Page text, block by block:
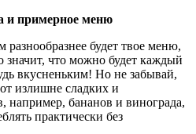
и примерное меню
разнообразнее будет твое меню,
значит, что можно будет каждый
вкусненьким! Но не забывай,
от излишне сладких и
например, бананов и винограда,
практически без